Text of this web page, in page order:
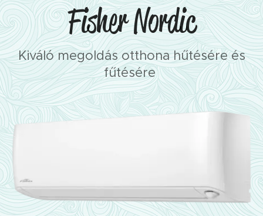
Fisher Nordic
Kiváló megoldás otthona hűtésére és
fűtésére